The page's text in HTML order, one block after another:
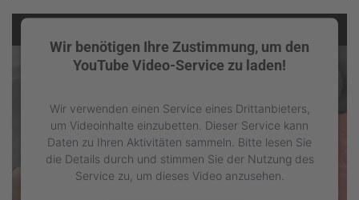
powered byUsercentrics Consent Management
Wir benötigen Ihre Zustimmung, um den
YouTube Video-Service zu laden!
Wir verwenden einen Service eines Drittanbieters,
um Videoinhalte einzubetten. Dieser Service kann
Daten zu Ihren Aktivitäten sammeln. Bitte lesen Sie
die Details durch und stimmen Sie der Nutzung des
Service zu, um dieses Video anzusehen.